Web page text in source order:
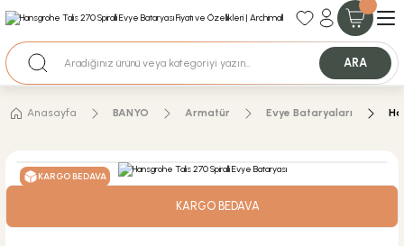
35+ Yıllık Tecrübe
Nakit Ödemeli Özel Fiyatlar için Bizden Teklif Alabilirsiniz.
ARA
Anasayfa BANYO Armatür Evye Bataryaları
KARGO BEDAVA
KARGO BEDAVA